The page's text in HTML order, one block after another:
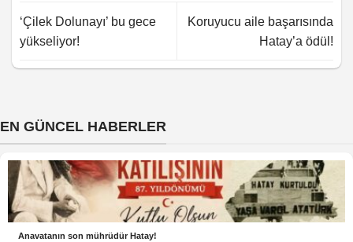
‘Çilek Dolunayı’ bu gece
yükseliyor!
Koruyucu aile başarısında
Hatay’a ödül!
EN GÜNCEL HABERLER
Anavatanın son mührüdür Hatay!